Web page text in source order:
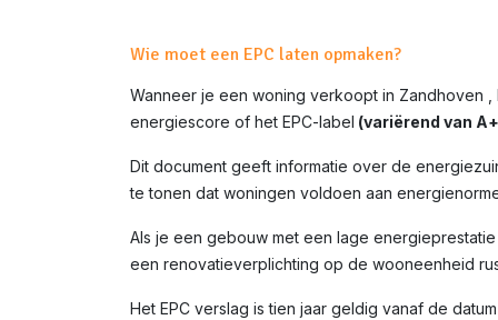
Wie moet een EPC laten opmaken?
Wanneer je een woning verkoopt in Zandhoven
energiescore of het EPC-label (variërend van
Dit document geeft informatie over de
te tonen dat woningen voldoen aan
Als je een gebouw met een lage
een renovatieverplichting op de wooneenheid
Het EPC verslag is tien jaar geldig vanaf de